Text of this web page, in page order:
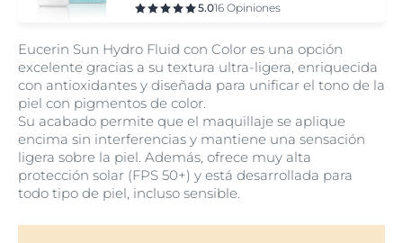
5.016 Opiniones
Eucerin Sun Hydro Fluid con Color es una opción
excelente gracias a su textura ultra-ligera, enriquecida
con antioxidantes y diseñada para unificar el tono de la
piel con pigmentos de color.
Su acabado permite que el maquillaje se aplique
encima sin interferencias y mantiene una sensación
ligera sobre la piel. Además, ofrece muy alta
protección solar (FPS 50+) y está desarrollada para
todo tipo de piel, incluso sensible.